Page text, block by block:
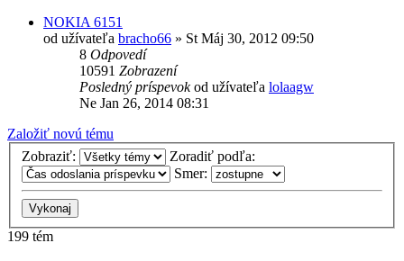
NOKIA 6151
od užívateľa bracho66 » St Máj 30, 2012 09:50
8 Odpovedí
10591 Zobrazení
Posledný príspevokod užívateľa lolaagw
Ne Jan 26, 2014 08:31
Založiť novú tému
Zobraziť:
Zoradiť podľa:
Smer:
199 tém